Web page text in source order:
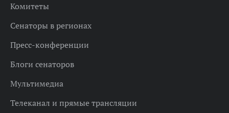
Комитеты
Сенаторы в регионах
Пресс-конференции
Блоги сенаторов
Мультимедиа
Телеканал и прямые трансляции